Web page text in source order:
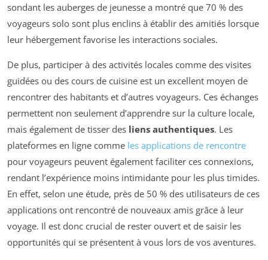
sondant les auberges de jeunesse a montré que 70 % des
voyageurs solo sont plus enclins à établir des amitiés lorsque
leur hébergement favorise les interactions sociales.
De plus, participer à des activités locales comme des visites
guidées ou des cours de cuisine est un excellent moyen de
rencontrer des habitants et d’autres voyageurs. Ces échanges
permettent non seulement d’apprendre sur la culture locale,
mais également de tisser des liens authentiques. Les
plateformes en ligne comme les applications de rencontre
pour voyageurs peuvent également faciliter ces connexions,
rendant l’expérience moins intimidante pour les plus timides.
En effet, selon une étude, près de 50 % des utilisateurs de ces
applications ont rencontré de nouveaux amis grâce à leur
voyage. Il est donc crucial de rester ouvert et de saisir les
opportunités qui se présentent à vous lors de vos aventures.